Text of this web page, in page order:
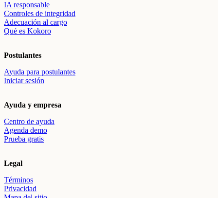
IA responsable
Controles de integridad
Adecuación al cargo
Qué es Kokoro
Postulantes
Ayuda para postulantes
Iniciar sesión
Ayuda y empresa
Centro de ayuda
Agenda demo
Prueba gratis
Legal
Términos
Privacidad